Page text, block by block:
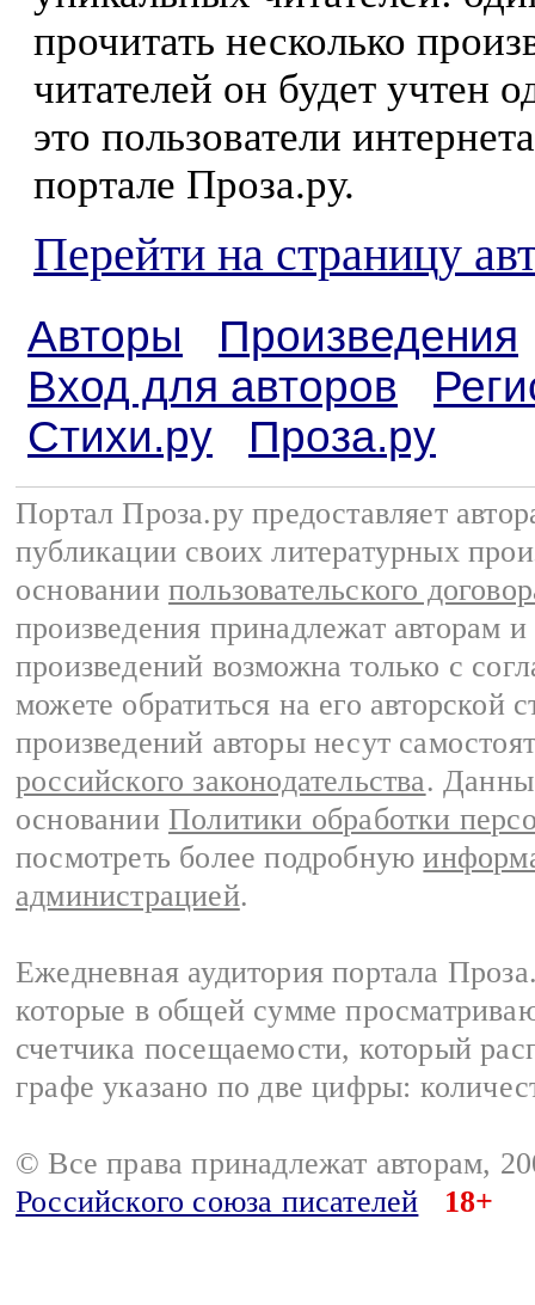
прочитать несколько
читателей он будет учтен
это пользователи
портале Проза.ру.
Перейти на страницу
Авторы
Произведения
Вход для авторов
Стихи.ру
Проза.ру
Портал Проза.ру предоставляет
публикации своих литературных
основании пользовательского
произведения принадлежат авторам
произведений возможна только с
можете обратиться на его авторской
произведений авторы несут
российского законодательства.
основании Политики обработки
посмотреть более подробную
администрацией.
Ежедневная аудитория портала
которые в общей сумме
счетчика посещаемости, который
графе указано по две цифры:
© Все права принадлежат авторам,
Российского союза писателей
18+